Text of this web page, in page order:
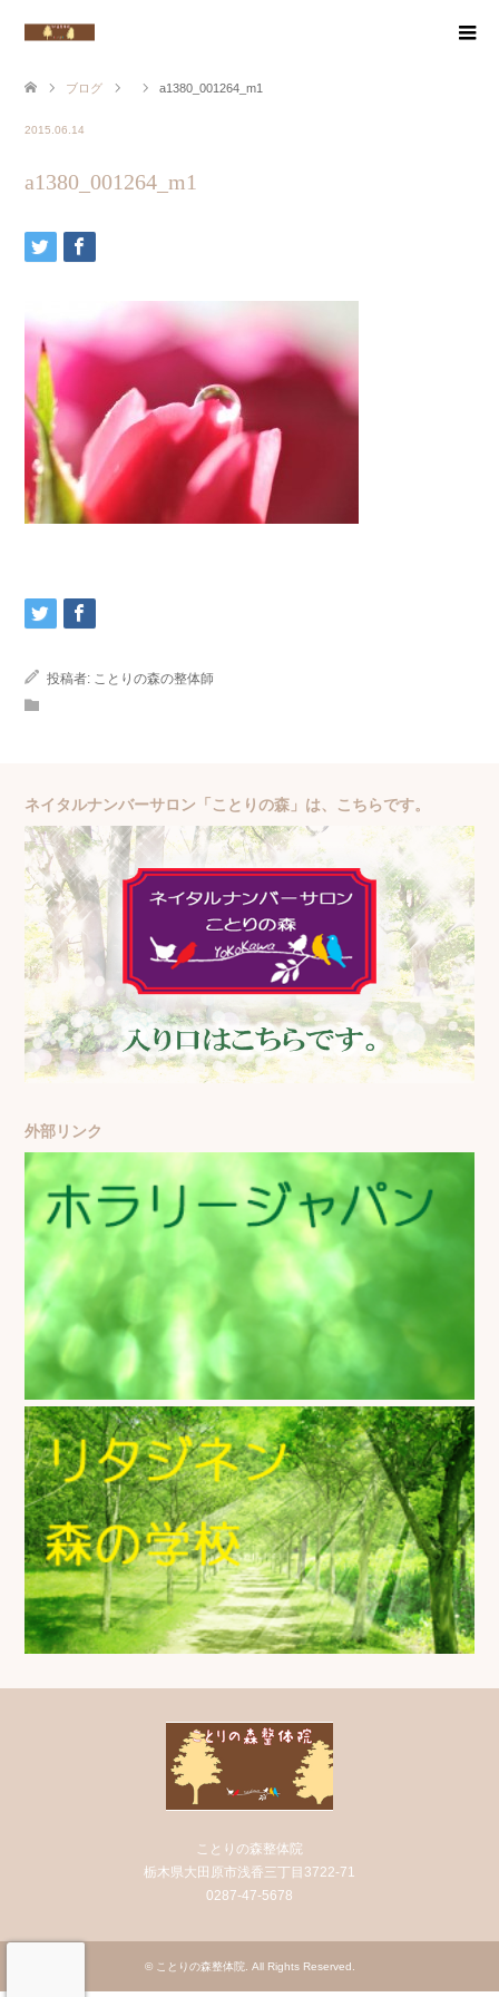
ブログ a1380_001264_m1
2015.06.14
a1380_001264_m1
投稿者: ことりの森の整体師
ネイタルナンバーサロン「ことりの森」は、こちらです。
外部リンク
ことりの森整体院
栃木県大田原市浅香三丁目3722-71
0287-47-5678
© ことりの森整体院. All Rights Reserved.